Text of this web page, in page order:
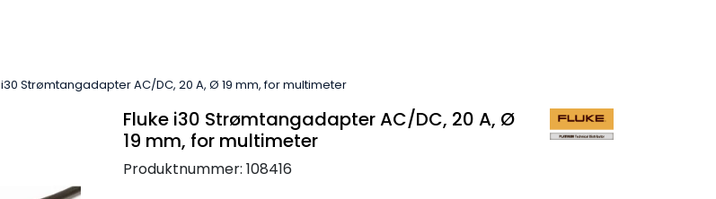
i30 Strømtangadapter AC/DC, 20 A, Ø 19 mm, for multimeter
Fluke i30 Strømtangadapter AC/DC, 20 A, Ø
19 mm, for multimeter
Produktnummer: 108416